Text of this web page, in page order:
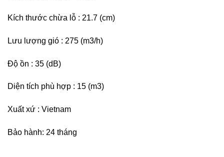
Kích thước chừa l ỗ : 21.7 (cm)
Lưu lượng gió : 275 (m3/h)
Độ ồn : 35 (dB)
Diện tích phù hợp : 15 (m3)
Xuất xứ : Vietnam
Bảo hành: 24 tháng